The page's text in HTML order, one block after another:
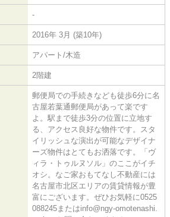
-
2016年 3月 (築10年)
アパート/木造
2階建
郵便局での手続きなども徒歩6分に名
古屋若葉通郵便局があって楽です
よ。駅まで徒歩3分の位置に立地す
る、アクセス良好な物件です。スタ
イリッシュな演出が可能なデザイナ
ーズ物件はとてもお洒落です。「ヴ
ィラ・トゥルヌソル」のここがイチ
オシ。なご家おもてなし不動産には
名古屋市北区エリアの賃貸情報が豊
富にございます。ぜひお気軽に0525
088245またはinfo@ngy-omotenashi.